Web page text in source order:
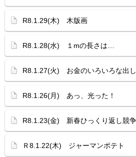
R8.1.29(木) 木版画
R8.1.28(水) １mの長さは…
R8.1.27(火) お金のいろいろな出
R8.1.26(月) あっ、光った！
R8.1.23(金) 新春ひっくり返し競争
Ｒ8.1.22(木) ジャーマンポテト